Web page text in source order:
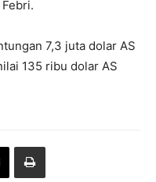
7,3 juta dolar AS
135 ribu dolar AS